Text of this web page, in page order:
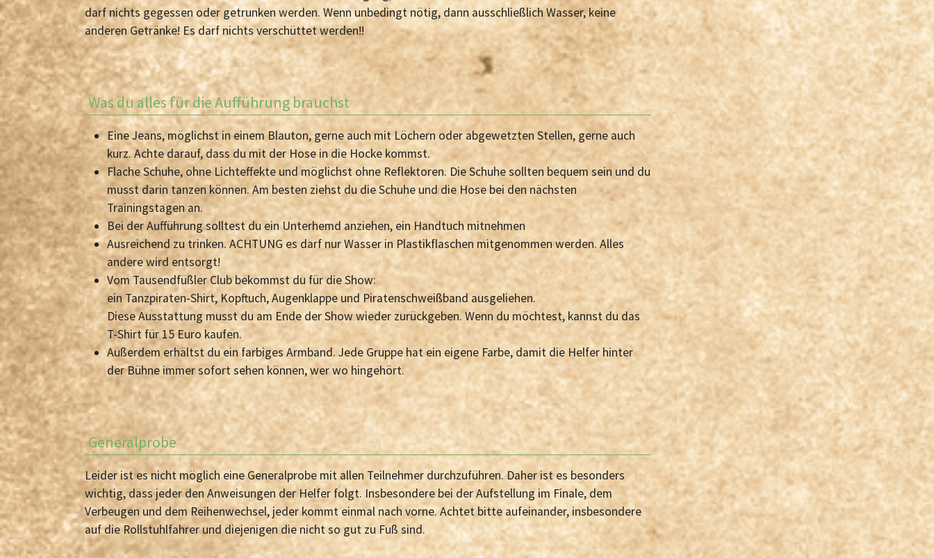
darf nichts gegessen oder getrunken werden. Wenn unbedingt nötig, dann ausschließlich Wasser, keine
anderen Getränke! Es darf nichts verschüttet werden!!
Was du alles für die Aufführung brauchst
Eine Jeans, möglichst in einem Blauton, gerne auch mit Löchern oder abgewetzten Stellen, gerne auch
kurz. Achte darauf, dass du mit der Hose in die Hocke kommst.
Flache Schuhe, ohne Lichteffekte und möglichst ohne Reflektoren. Die Schuhe sollten bequem sein und du
musst darin tanzen können. Am besten ziehst du die Schuhe und die Hose bei den nächsten
Trainingstagen an.
Bei der Aufführung solltest du ein Unterhemd anziehen, ein Handtuch mitnehmen
Ausreichend zu trinken. ACHTUNG es darf nur Wasser in Plastikflaschen mitgenommen werden. Alles
andere wird entsorgt!
Vom Tausendfüßler Club bekommst du für die Show:
ein Tanzpiraten-Shirt, Kopftuch, Augenklappe und Piratenschweißband ausgeliehen.
Diese Ausstattung musst du am Ende der Show wieder zurückgeben. Wenn du möchtest, kannst du das
T-Shirt für 15 Euro kaufen.
Außerdem erhältst du ein farbiges Armband. Jede Gruppe hat ein eigene Farbe, damit die Helfer hinter
der Bühne immer sofort sehen können, wer wo hingehört.
Generalprobe
Leider ist es nicht möglich eine Generalprobe mit allen Teilnehmer durchzuführen. Daher ist es besonders
wichtig, dass jeder den Anweisungen der Helfer folgt. Insbesondere bei der Aufstellung im Finale, dem
Verbeugen und dem Reihenwechsel, jeder kommt einmal nach vorne. Achtet bitte aufeinander, insbesondere
auf die Rollstuhlfahrer und diejenigen die nicht so gut zu Fuß sind.